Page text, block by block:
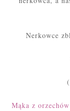
Nerkowce
Mąka z